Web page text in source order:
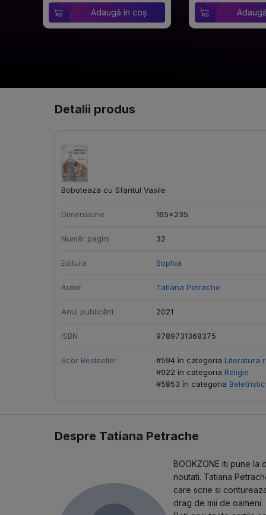
Adaugă în coș
Detalii produs
Boboteaza cu Sfantul Vasile
Dimensiune 165x235
Număr pagini 32
Editura Sophia
Autor Tatiana Petrache
Anul publicării 2021
ISBN 9789731368375
Scor Bestseller #594 în categoria Literatura
#922 în categoria Religie
#5853 în categoria
Despre Tatiana Petrache
BOOKZONE iti pune
noutati. Tatiana
care scrie si
drag de mii de oameni.